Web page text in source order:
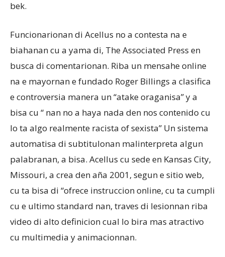
bek.
Funcionarionan di Acellus no a contesta na e
biahanan cu a yama di, The Associated Press en
busca di comentarionan. Riba un mensahe online
na e mayornan e fundado Roger Billings a clasifica
e controversia manera un “atake oraganisa” y a
bisa cu “ nan no a haya nada den nos contenido cu
lo ta algo realmente racista of sexista” Un sistema
automatisa di subtitulonan malinterpreta algun
palabranan, a bisa. Acellus cu sede en Kansas City,
Missouri, a crea den aña 2001, segun e sitio web,
cu ta bisa di “ofrece instruccion online, cu ta cumpli
cu e ultimo standard nan, traves di lesionnan riba
video di alto definicion cual lo bira mas atractivo
cu multimedia y animacionnan.